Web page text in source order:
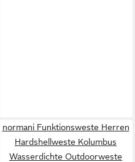
normani Funktionsweste Herren
Hardshellweste Kolumbus
Wasserdichte Outdoorweste